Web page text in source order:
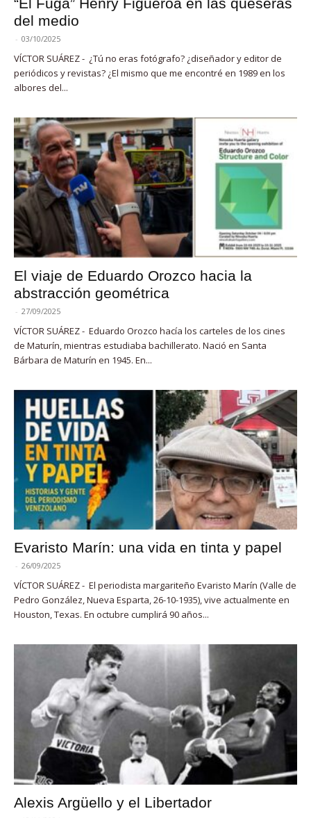
“El Fuga” Henry Figueroa en las queseras
del medio
- 03/10/2025
VÍCTOR SUÁREZ - ¿Tú no eras fotógrafo? ¿diseñador y editor de
periódicos y revistas? ¿El mismo que me encontré en 1989 en los
albores del...
El viaje de Eduardo Orozco hacia la
abstracción geométrica
- 27/09/2025
VÍCTOR SUÁREZ - Eduardo Orozco hacía los carteles de los cines
de Maturín, mientras estudiaba bachillerato. Nació en Santa
Bárbara de Maturín en 1945. En...
Evaristo Marín: una vida en tinta y papel
- 26/09/2025
VÍCTOR SUÁREZ - El periodista margariteño Evaristo Marín (Valle de
Pedro González, Nueva Esparta, 26-10-1935), vive actualmente en
Houston, Texas. En octubre cumplirá 90 años...
Alexis Argüello y el Libertador